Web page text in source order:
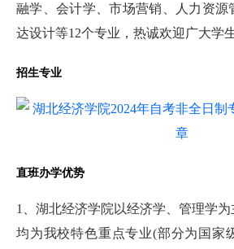
融学、会计学、市场营销、人力资源
达设计等12个专业，热诚欢迎广大学
招生专业
直班办学优势
1、湖北经济学院以经济学、管理学
均为我校特色重点专业(部分为国家